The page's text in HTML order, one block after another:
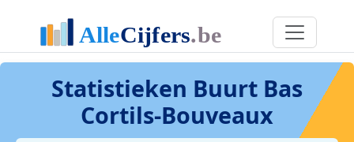
Statistieken Buurt Bas
Cortils-Bouveaux